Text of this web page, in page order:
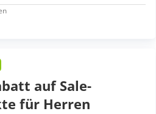
auf Sale-
für Herren